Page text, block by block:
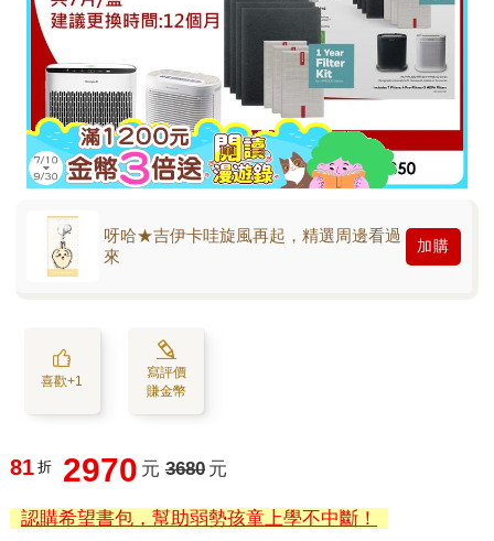
呀哈★吉伊卡哇旋風再起，精選周邊看過
來
加購
喜歡+1
寫評價
賺金幣
81 折 2970 元 3680 元
認購希望書包，幫助弱勢孩童上學不中斷！